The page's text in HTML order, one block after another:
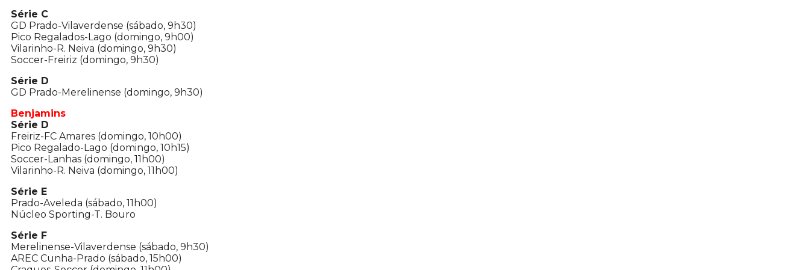
Série C
GD Prado-Vilaverdense (sábado, 9h30)
Pico Regalados-Lago (domingo, 9h00)
Vilarinho-R. Neiva (domingo, 9h30)
Soccer-Freiriz (domingo, 9h30)
Série D
GD Prado-Merelinense (domingo, 9h30)
Benjamins
Série D
Freiriz-FC Amares (domingo, 10h00)
Pico Regalado-Lago (domingo, 10h15)
Soccer-Lanhas (domingo, 11h00)
Vilarinho-R. Neiva (domingo, 11h00)
Série E
Prado-Aveleda (sábado, 11h00)
Núcleo Sporting-T. Bouro
Série F
Merelinense-Vilaverdense (sábado, 9h30)
AREC Cunha-Prado (sábado, 15h00)